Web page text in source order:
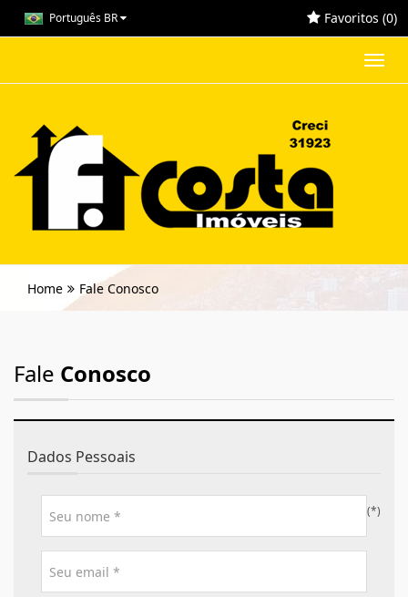
Português BR Favoritos (0)
Home Fale Conosco
Fale Conosco
Dados Pessoais
(*)